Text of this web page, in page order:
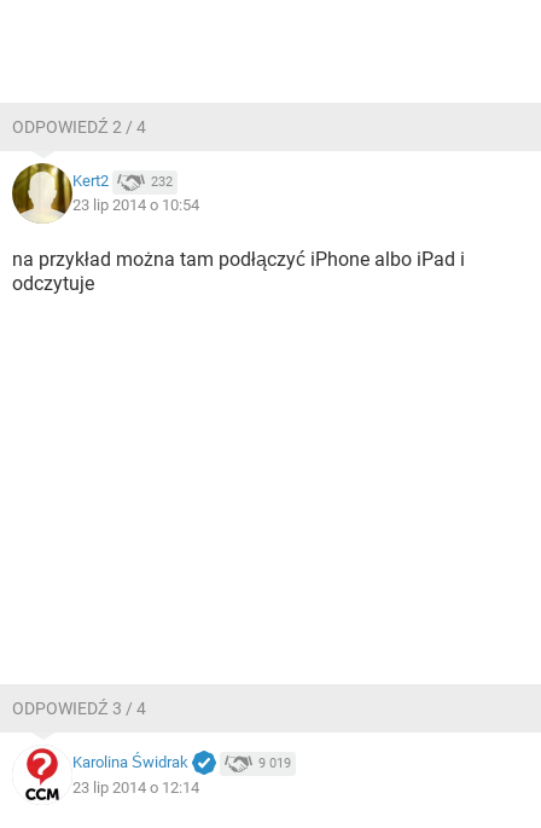
ODPOWIEDŹ 2 / 4
Kert2 232
23 lip 2014 o 10:54
na przykład można tam podłączyć iPhone albo iPad i
odczytuje
ODPOWIEDŹ 3 / 4
Karolina Świdrak 9 019
23 lip 2014 o 12:14